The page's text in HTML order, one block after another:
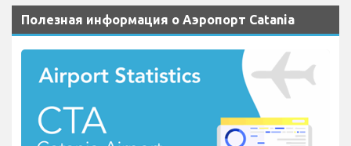
Полезная информация о Аэропорт Catania